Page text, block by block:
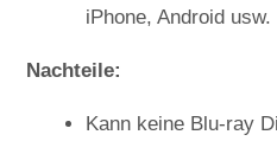
iPhone, Android usw.
Nachteile:
Kann keine Blu-ray